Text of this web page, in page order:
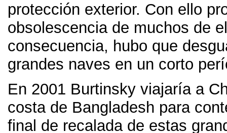
protección exterior. Con ello
obsolescencia de muchos de
consecuencia, hubo que
grandes naves en un corto
En 2001 Burtinsky viajaría a
costa de Bangladesh para
final de recalada de estas